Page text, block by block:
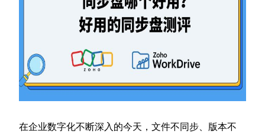
在企业数字化不断深入的今天，文件不同步、版本不